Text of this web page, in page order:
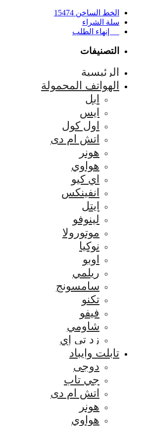
الخط الساخن 15474
سلة الشراء
إنهاء الطلب
التصنيفات
الرئيسية
الهواتف المحمولة
ابل
ايس
اول كول
اتش ام دى
هونر
هواوي
اي كيو
انفينكس
ايتل
لينوفو
موتورولا
نوكيا
اوبو
ريلمي
سامسونج
تكنو
فيفو
شاومي
زد تي إي
تابلت وايباد
دوجى
جي تاب
اتش ام دى
هونر
هواوي